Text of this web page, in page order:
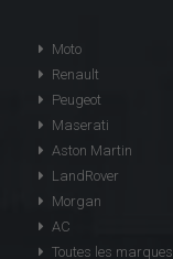
Moto
Renault
Peugeot
Maserati
Aston Martin
LandRover
Morgan
AC
Toutes les marques